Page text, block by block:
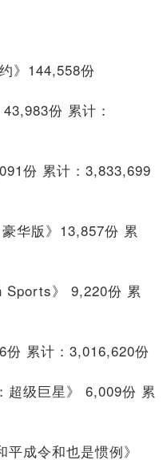
》144,558份
份 累计：
份 累计：3,833,699
华版》13,857份 累
》 9,220份 累
累计：3,016,620份
超级巨星》 6,009份 累
成令和也是惯例》